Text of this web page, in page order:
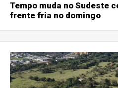
Tempo muda no Sudeste
frente fria no domingo